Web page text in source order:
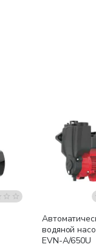
Бесплатная
водяной
EVN-A/650U